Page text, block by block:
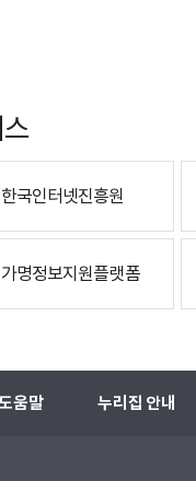
한국인터넷진흥원
가명정보지원플랫폼
움말 누리집 안내